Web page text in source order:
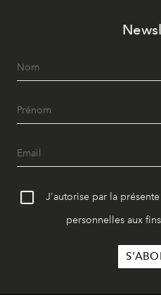
J'autorise par la
personnelles aux